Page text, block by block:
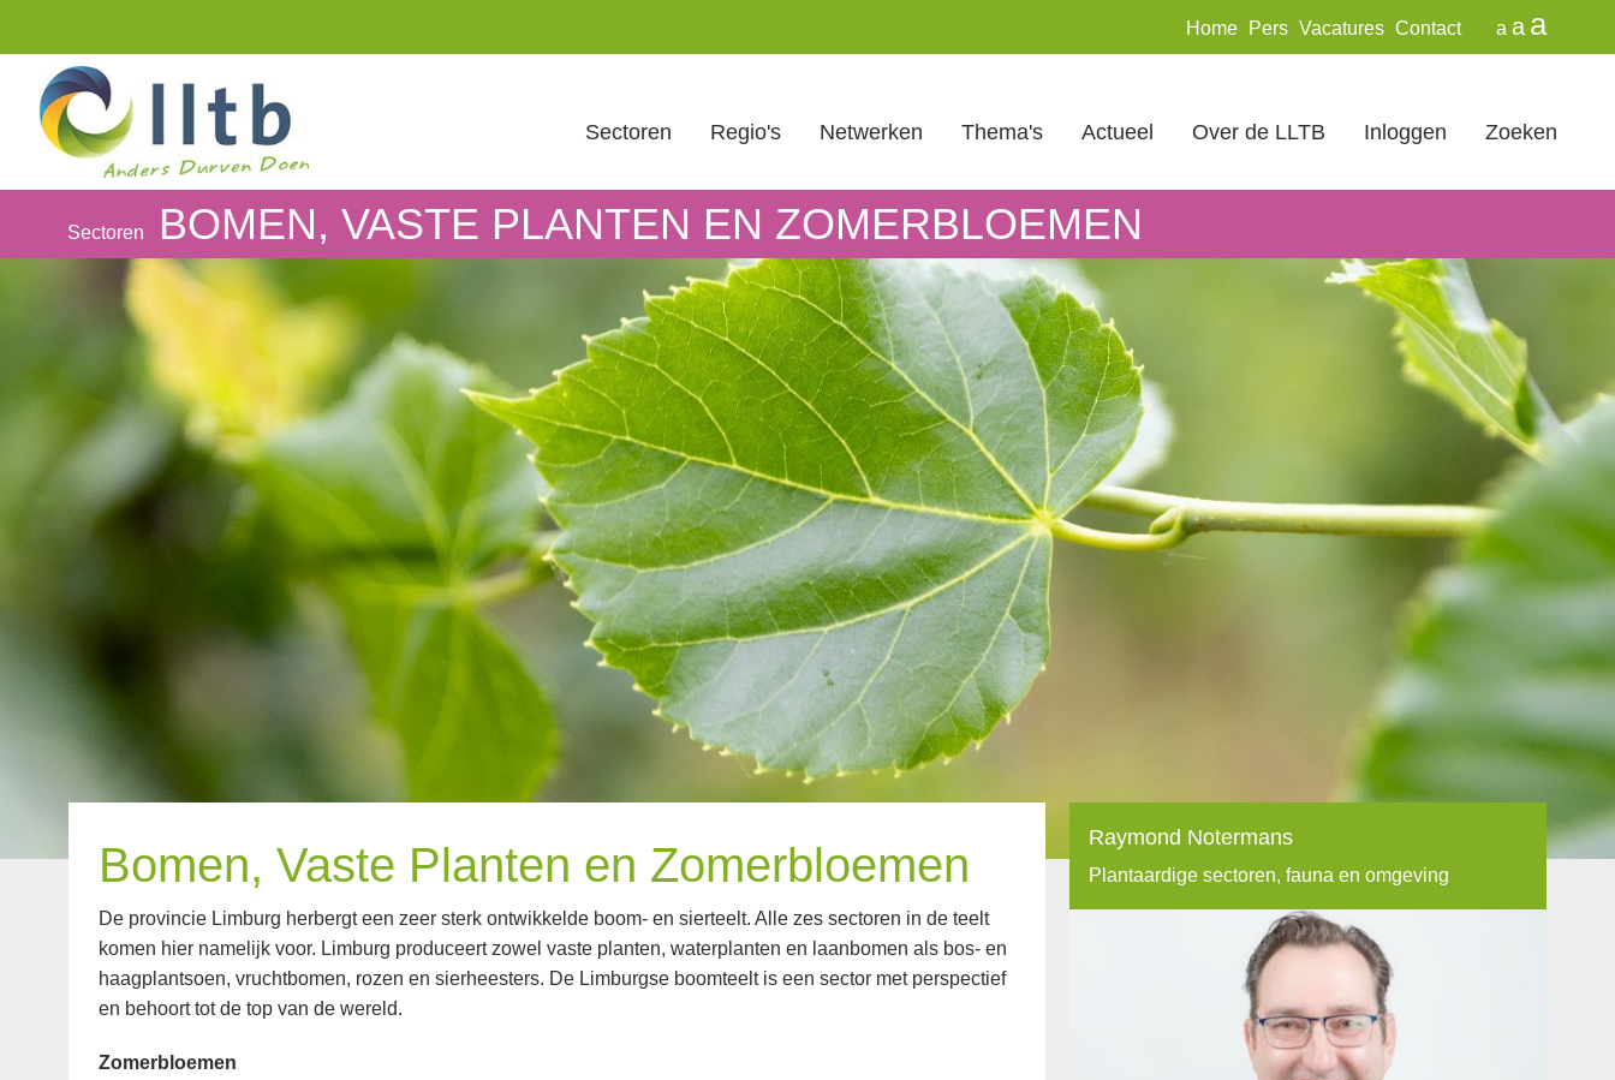
Home Pers Vacatures Contact a a a
Sectoren Regio's Netwerken Thema's Actueel Over de LLTB Inloggen Zoeken
Sectoren BOMEN, VASTE PLANTEN EN ZOMERBLOEMEN
Bomen, Vaste Planten en Zomerbloemen
De provincie Limburg herbergt een zeer sterk ontwikkelde boom- en sierteelt. Alle zes sectoren in de teelt
komen hier namelijk voor. Limburg produceert zowel vaste planten, waterplanten en laanbomen als bos- en
haagplantsoen, vruchtbomen, rozen en sierheesters. De Limburgse boomteelt is een sector met perspectief
en behoort tot de top van de wereld.
Zomerbloemen
Raymond Notermans
Plantaardige sectoren, fauna en omgeving